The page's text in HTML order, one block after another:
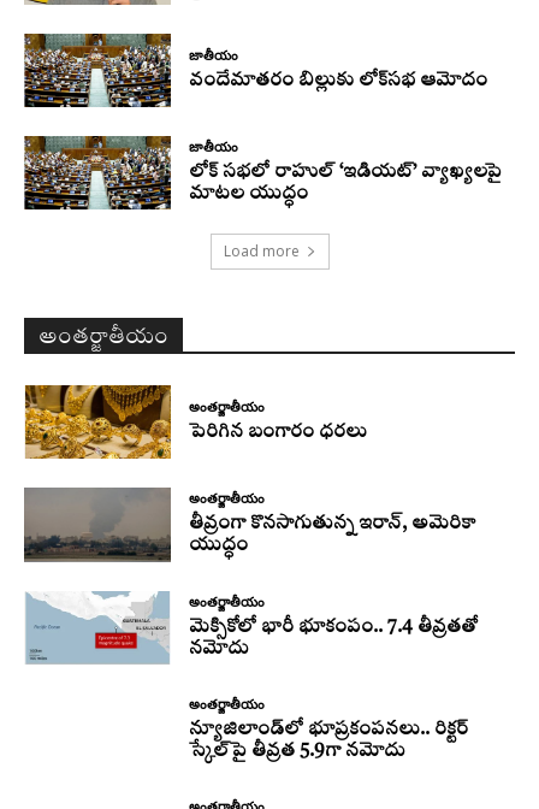
జాతీయం
వందేమాతరం బిల్లుకు లోక్‌సభ ఆమోదం
జాతీయం
లోక్ సభలో రాహుల్ ‘ఇడియట్’ వ్యాఖ్యలపై
మాటల యుద్ధం
Load more
అంతర్జాతీయం
అంతర్జాతీయం
పెరిగిన బంగారం ధరలు
అంతర్జాతీయం
తీవ్రంగా కొనసాగుతున్న ఇరాన్‌, అమెరికా
యుద్ధం
అంతర్జాతీయం
మెక్సికోలో భారీ భూకంపం.. 7.4 తీవ్రతతో
నమోదు
అంతర్జాతీయం
న్యూజిలాండ్‌లో భూప్రకంపనలు.. రిక్టర్‌
స్కేల్‌పై తీవ్రత 5.9గా నమోదు